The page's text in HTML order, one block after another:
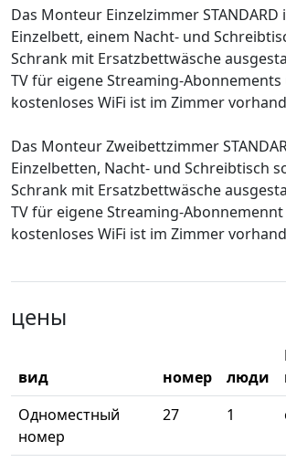
Das Monteur Einzelzimmer
Einzelbett, einem Nacht- und
Schrank mit Ersatzbettwäsche
TV für eigene Streaming-Abonnements
kostenloses WiFi ist im Zimmer
Das Monteur Zweibettzimmer
Einzelbetten, Nacht- und Schreibtisch
Schrank mit Ersatzbettwäsche
TV für eigene Streaming-
kostenloses WiFi ist im Zimmer
цены
вид номер люди
Одноместный
номер
27 1